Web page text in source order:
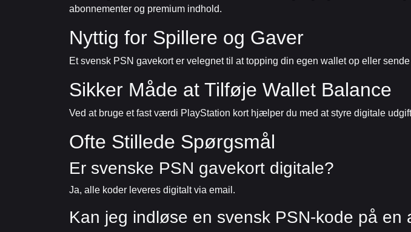
abonnementer og premium indhold.
Nyttig for Spillere og Gaver
Et svensk PSN gavekort er velegnet til at topping din egen wallet op eller
Sikker Måde at Tilføje Wallet Balance
Ved at bruge et fast værdi PlayStation kort hjælper du med at styre digitale
Ofte Stillede Spørgsmål
Er svenske PSN gavekort digitale?
Ja, alle koder leveres digitalt via email.
Kan jeg indløse en svensk PSN-kode på en